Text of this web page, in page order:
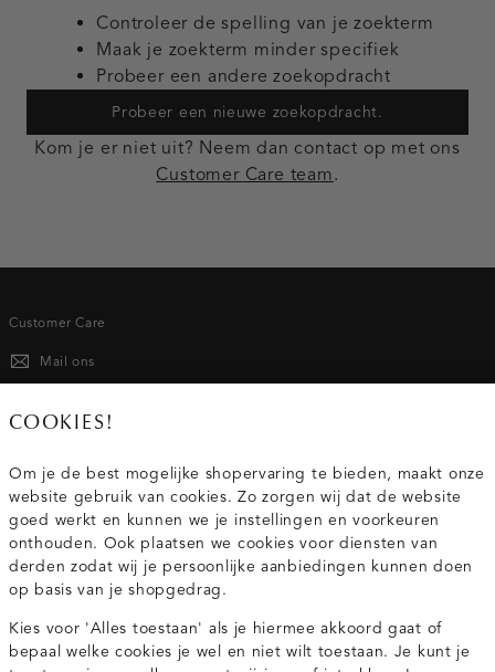
Controleer de spelling van je zoekterm
Maak je zoekterm minder specifiek
Probeer een andere zoekopdracht
Probeer een nieuwe zoekopdracht.
Kom je er niet uit? Neem dan contact op met ons
Customer Care team.
Customer Care
Mail ons
020 - 3412 667
Service
Wij zijn Costes
Topcategorieën voor jou
COOKIES!
Om je de best mogelijke shopervaring te bieden, maakt onze
website gebruik van cookies. Zo zorgen wij dat de website
goed werkt en kunnen we je instellingen en voorkeuren
onthouden. Ook plaatsen we cookies voor diensten van
derden zodat wij je persoonlijke aanbiedingen kunnen doen
op basis van je shopgedrag.
Kies voor 'Alles toestaan' als je hiermee akkoord gaat of
bepaal welke cookies je wel en niet wilt toestaan. Je kunt je